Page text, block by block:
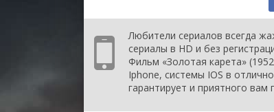
Любители сериалов всегда
сериалы в HD и без
Фильм «Золотая карета»
Iphone, системы IOS в
гарантирует и приятного вам